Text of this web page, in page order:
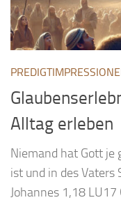
Alltag erleben
Niemand hat Gott je
ist und in des Vaters
Johannes 1,18